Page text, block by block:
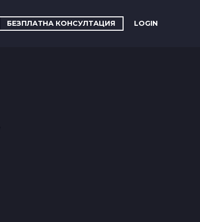
БЕЗПЛАТНА КОНСУЛТАЦИЯ LOGIN